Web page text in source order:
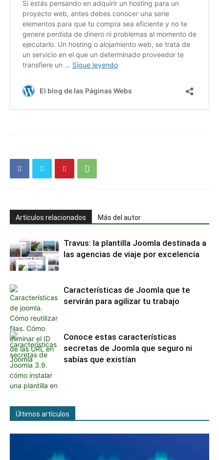
Artículos relacionados Más del autor
Travus: la plantilla Joomla destinada a
las agencias de viaje por excelencia
Características de Joomla que te
servirán para agilizar tu trabajo
Conoce estas características
secretas de Joomla que seguro ni
sabías que existían
Últimos artículos